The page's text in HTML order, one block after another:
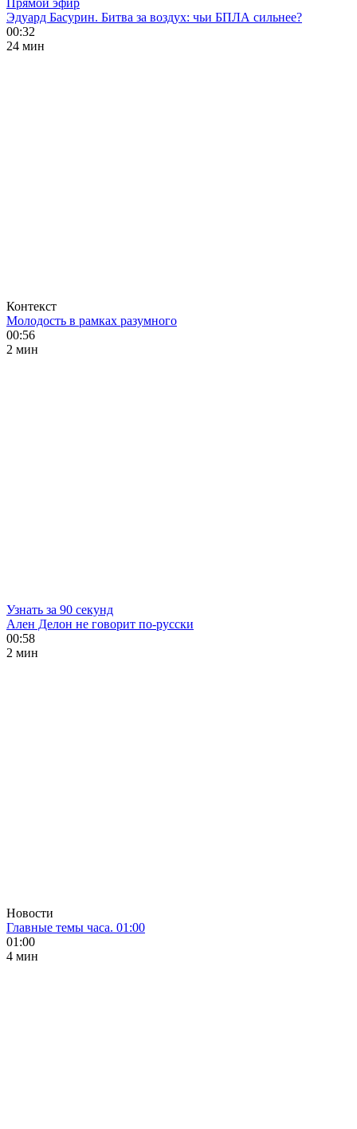
Прямой эфир
Эдуард Басурин. Битва за воздух: чьи БПЛА сильнее?
00:32
24 мин
Контекст
Молодость в рамках разумного
00:56
2 мин
Узнать за 90 секунд
Ален Делон не говорит по-русски
00:58
2 мин
Новости
Главные темы часа. 01:00
01:00
4 мин